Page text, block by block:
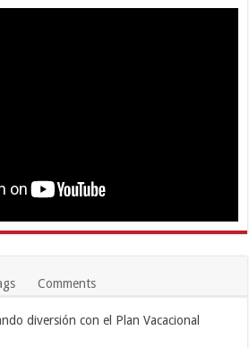
Comments
diversión con el Plan Vacacional